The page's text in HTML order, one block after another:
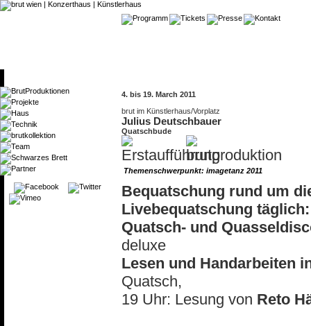
4. bis 19. March 2011
brut im Künstlerhaus/Vorplatz
Julius Deutschbauer
Quatschbude
Themenschwerpunkt: imagetanz 2011
Bequatschung rund um
Livebequatschung
Quatsch- und
deluxe
Lesen und Handarbeiten
Quatsch,
19 Uhr: Lesung von Reto